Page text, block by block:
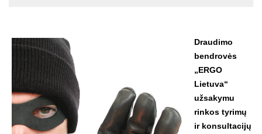
Draudimo
bendrovės
„ERGO
Lietuva“
užsakymu
rinkos tyrimų
ir konsultacijų